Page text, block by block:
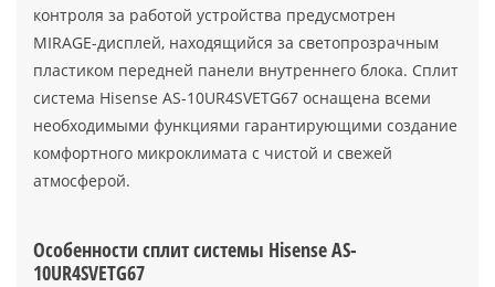
контроля за работой устройства предусмотрен
MIRAGE-дисплей, находящийся за светопрозрачным
пластиком передней панели внутреннего блока. Сплит
система Hisense AS-10UR4SVETG67 оснащена всеми
необходимыми функциями гарантирующими создание
комфортного микроклимата с чистой и свежей
атмосферой.
Особенности сплит системы Hisense AS-
10UR4SVETG67